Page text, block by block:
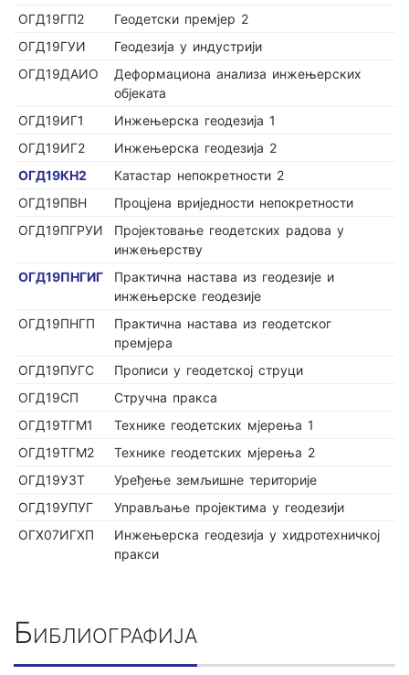
ОГД19ГП2
Геодетски премјер 2
ОГД19ГУИ
Геодезија у индустрији
ОГД19ДАИО
Деформациона анализа инжењерских
објеката
ОГД19ИГ1
Инжењерска геодезија 1
ОГД19ИГ2
Инжењерска геодезија 2
ОГД19КН2
Катастар непокретности 2
ОГД19ПВН
Процјена вриједности непокретности
ОГД19ПГРУИ
Пројектовање геодетских радова у
инжењерству
ОГД19ПНГИГ
Практична настава из геодезије и
инжењерске геодезије
ОГД19ПНГП
Практична настава из геодетског
премјера
ОГД19ПУГС
Прописи у геодетској струци
ОГД19СП
Стручна пракса
ОГД19ТГМ1
Технике геодетских мјерења 1
ОГД19ТГМ2
Технике геодетских мјерења 2
ОГД19УЗТ
Уређење земљишне територије
ОГД19УПУГ
Управљање пројектима у геодезији
ОГХ07ИГХП
Инжењерска геодезија у хидротехничкој
пракси
Библиографија